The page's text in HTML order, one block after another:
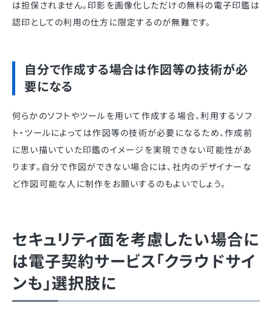
は担保されません。印影を画像化しただけの無料の電子印鑑は
認印としての利用の仕方に限定するのが無難です。
自分で作成する場合は作図等の技術が必
要になる
何らかのソフトやツールを用いて作成する場合、利用するソフ
ト・ツールによっては作図等の技術が必要になるため、作成前
に思い描いていた印鑑のイメージを実現できない可能性があ
ります。自分で作図ができない場合には、社内のデザイナーな
ど作図可能な人に制作をお願いするのもよいでしょう。
セキュリティ面を考慮したい場合に
は電子契約サービス「クラウドサイ
ンも」選択肢に